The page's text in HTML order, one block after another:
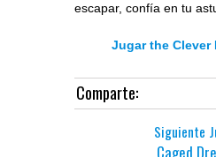
escapar, confía en tu
Jugar the Clever
Comparte:
Siguiente
Caged